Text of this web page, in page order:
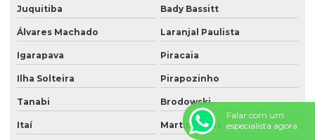
Recepção e segurança em portarias
Recepção terceirização
Segurança eletrônica
Segurança portaria zeladoria
Serviço de câmeras 24 horas
Serviço de facilities
Juquitiba Bady Bassitt
Álvares Machado Laranjal Paulista
Igarapava Piracaia
Ilha Solteira Pirapozinho
Tanabi Brodowski
Itaí Martinópolis
Falar com um
especialista agora